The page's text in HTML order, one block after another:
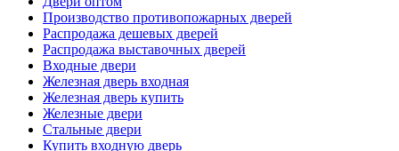
Производство противопожарных дверей
Распродажа дешевых дверей
Распродажа выставочных дверей
Входные двери
Железная дверь входная
Железная дверь купить
Железные двери
Стальные двери
Купить входную дверь